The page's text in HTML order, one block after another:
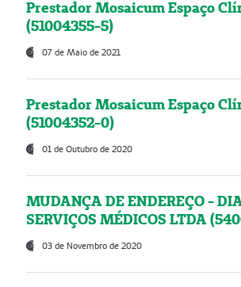
Prestador Mosaicum Espaço
(51004355-5)
07 de Maio de 2021
Prestador Mosaicum Espaço
(51004352-0)
01 de Outubro de 2020
MUDANÇA DE ENDEREÇO -
SERVIÇOS MÉDICOS LTDA
03 de Novembro de 2020